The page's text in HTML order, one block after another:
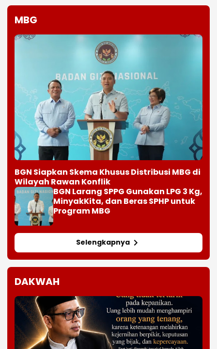
MBG
BGN Siapkan Skema Khusus Distribusi MBG di
Wilayah Rawan Konflik
BGN Larang SPPG Gunakan LPG 3 Kg,
MinyakKita, dan Beras SPHP untuk
Program MBG
Selengkapnya
DAKWAH